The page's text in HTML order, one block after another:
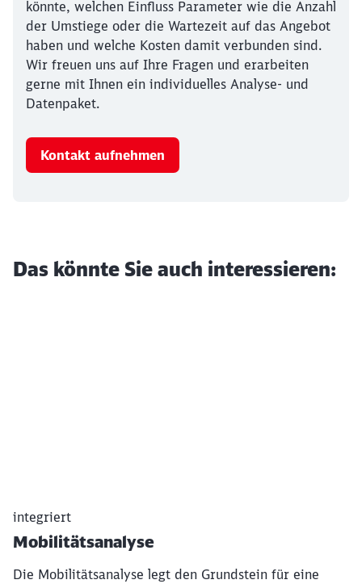
könnte, welchen Einfluss Parameter wie die Anzahl
der Umstiege oder die Wartezeit auf das Angebot
haben und welche Kosten damit verbunden sind.
Wir freuen uns auf Ihre Fragen und erarbeiten
gerne mit Ihnen ein individuelles Analyse- und
Datenpaket.
Kontakt aufnehmen
Das könnte Sie auch interessieren:
integriert
Mobilitätsanalyse
Die Mobilitätsanalyse legt den Grundstein für eine